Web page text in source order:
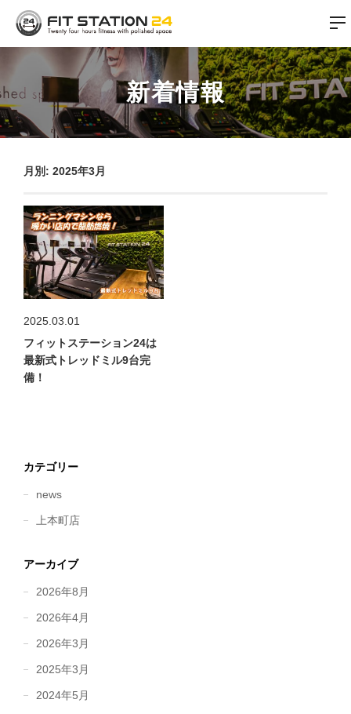
新着情報
月別: 2025年3月
2025.03.01
フィットステーション24は
最新式トレッドミル9台完
備！
カテゴリー
news
上本町店
アーカイブ
2026年8月
2026年4月
2026年3月
2025年3月
2024年5月